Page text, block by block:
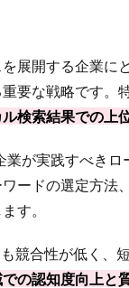
展開する企業に
要な戦略です。
ル検索結果での上
が実践すべきロ
ードの選定方法
す。
競合性が低く、
の認知度向上と